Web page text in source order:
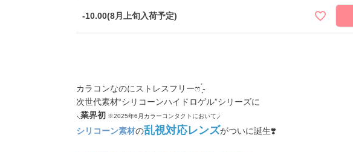
-10.00(8月上旬入荷予定)
カラコンなのにストレスフリーෆ ̖́-
次世代素材“シリコーンハイドロゲル”シリーズに
⸜業界初 ※2025年6月カラーコンタクトにおいて ⸝
シリコーン素材の乱視対応レンズがついに誕生❣️